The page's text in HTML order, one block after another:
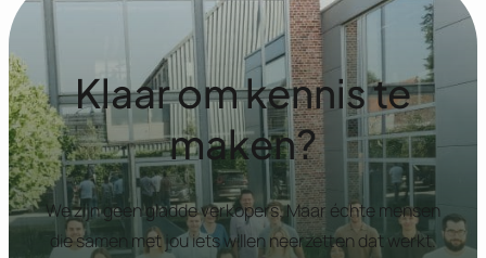
Klaar om kennis te
maken?
We zijn geen gladde verkopers. Maar échte mensen
die samen met jou iets willen neerzetten dat werkt.